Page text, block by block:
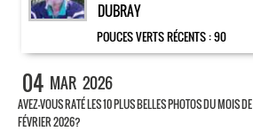
DUBRAY
POUCES VERTS RÉCENTS :90
04 MAR 2026
AVEZ-VOUS RATÉ LES 10 PLUS BELLES PHOTOS DU MOIS DE
FÉVRIER 2026?